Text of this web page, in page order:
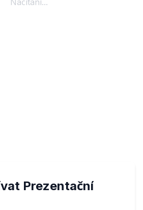
Načítání...
Prezentační